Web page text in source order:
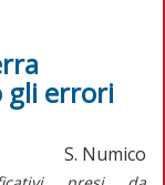
gli errori
S. Numico